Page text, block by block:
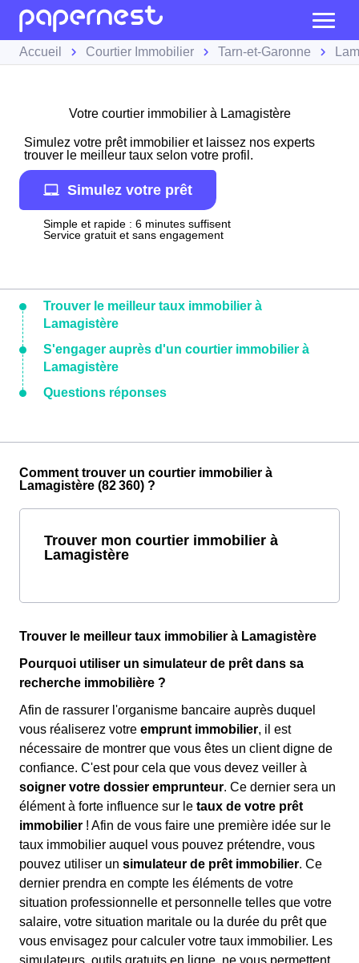
Accueil Courtier Immobilier Tarn-et-Garonne
Votre courtier immobilier à Lamagistère
Simulez votre prêt immobilier et laissez nos experts
trouver le meilleur taux selon votre profil.
Simulez votre prêt
Simple et rapide : 6 minutes suffisent
Service gratuit et sans engagement
Trouver le meilleur taux immobilier à
Lamagistère
S'engager auprès d'un courtier immobilier à
Lamagistère
Questions réponses
Comment trouver un courtier immobilier à
Lamagistère (82 360) ?
Trouver mon courtier immobilier à
Lamagistère
Trouver le meilleur taux immobilier à Lamagistère
Pourquoi utiliser un simulateur de prêt dans sa
recherche immobilière ?
Afin de rassurer l'organisme bancaire auprès duquel
vous réaliserez votre emprunt immobilier, il est
nécessaire de montrer que vous êtes un client digne de
confiance. C'est pour cela que vous devez veiller à
soigner votre dossier emprunteur. Ce dernier sera un
élément à forte influence sur le taux de votre prêt
immobilier ! Afin de vous faire une première idée sur le
taux immobilier auquel vous pouvez prétendre, vous
pouvez utiliser un simulateur de prêt immobilier. Ce
dernier prendra en compte les éléments de votre
situation professionnelle et personnelle telles que votre
salaire, votre situation maritale ou la durée du prêt que
vous envisagez pour calculer votre taux immobilier. Les
simulateurs, outils gratuits en ligne, ne vous permettent